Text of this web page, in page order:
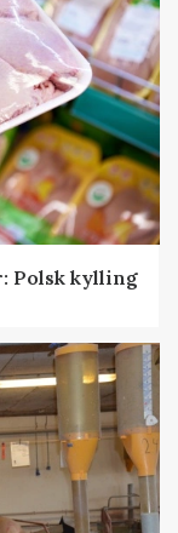
Polsk kylling